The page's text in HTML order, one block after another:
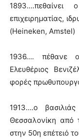
επιχειρηματίας,
(Heineken, Amstel)
1936…. πέθανε ο
Ελευθέριος
φορές
1913….ο
Θεσσαλονίκη από
στην 50η επέτειό